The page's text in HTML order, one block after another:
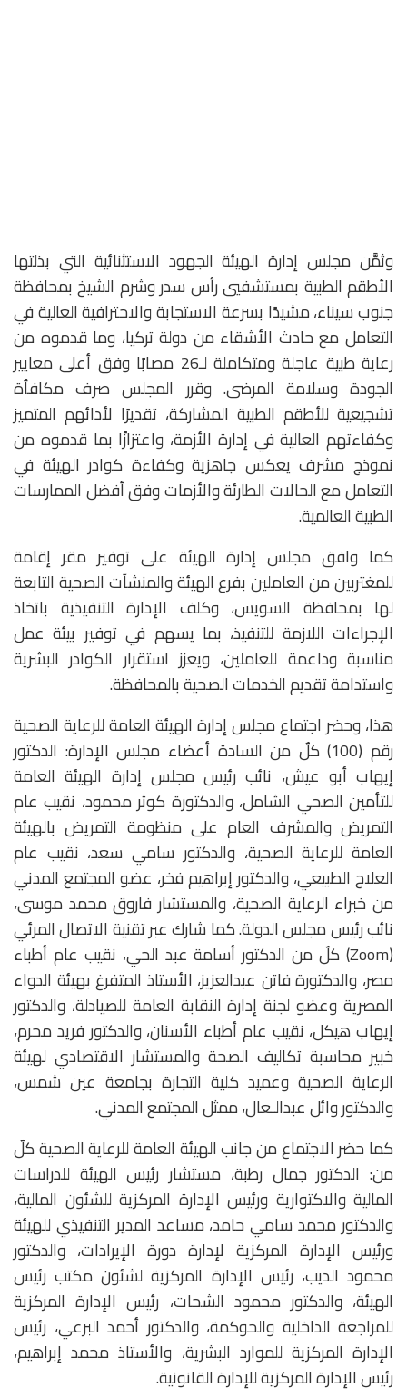
وثمَّن مجلس إدارة الهيئة الجهود الاستثنائية التي بذلتها
الأطقم الطبية بمستشفيي رأس سدر وشرم الشيخ بمحافظة
جنوب سيناء، مشيدًا بسرعة الاستجابة والاحترافية العالية في
التعامل مع حادث الأشقاء من دولة تركيا، وما قدموه من
رعاية طبية عاجلة ومتكاملة لـ26 مصابًا وفق أعلى معايير
الجودة وسلامة المرضى. وقرر المجلس صرف مكافأة
تشجيعية للأطقم الطبية المشاركة، تقديرًا لأدائهم المتميز
وكفاءتهم العالية في إدارة الأزمة، واعتزازًا بما قدموه من
نموذج مشرف يعكس جاهزية وكفاءة كوادر الهيئة في
التعامل مع الحالات الطارئة والأزمات وفق أفضل الممارسات
الطبية العالمية.
كما وافق مجلس إدارة الهيئة على توفير مقر إقامة
للمغتربين من العاملين بفرع الهيئة والمنشآت الصحية التابعة
لها بمحافظة السويس، وكلف الإدارة التنفيذية باتخاذ
الإجراءات اللازمة للتنفيذ، بما يسهم في توفير بيئة عمل
مناسبة وداعمة للعاملين، ويعزز استقرار الكوادر البشرية
واستدامة تقديم الخدمات الصحية بالمحافظة.
هذا، وحضر اجتماع مجلس إدارة الهيئة العامة للرعاية الصحية
رقم (100) كلٌ من السادة أعضاء مجلس الإدارة: الدكتور
إيهاب أبو عيش، نائب رئيس مجلس إدارة الهيئة العامة
للتأمين الصحي الشامل، والدكتورة كوثر محمود، نقيب عام
التمريض والمشرف العام على منظومة التمريض بالهيئة
العامة للرعاية الصحية، والدكتور سامي سعد، نقيب عام
العلاج الطبيعي، والدكتور إبراهيم فخر، عضو المجتمع المدني
من خبراء الرعاية الصحية، والمستشار فاروق محمد موسى،
نائب رئيس مجلس الدولة. كما شارك عبر تقنية الاتصال المرئي
(Zoom) كلٌ من الدكتور أسامة عبد الحي، نقيب عام أطباء
مصر، والدكتورة فاتن عبدالعزيز، الأستاذ المتفرغ بهيئة الدواء
المصرية وعضو لجنة إدارة النقابة العامة للصيادلة، والدكتور
إيهاب هيكل، نقيب عام أطباء الأسنان، والدكتور فريد محرم،
خبير محاسبة تكاليف الصحة والمستشار الاقتصادي لهيئة
الرعاية الصحية وعميد كلية التجارة بجامعة عين شمس،
والدكتور وائل عبدالـعال، ممثل المجتمع المدني.
كما حضر الاجتماع من جانب الهيئة العامة للرعاية الصحية كلٌ
من: الدكتور جمال رطبة، مستشار رئيس الهيئة للدراسات
المالية والاكتوارية ورئيس الإدارة المركزية للشئون المالية،
والدكتور محمد سامي حامد، مساعد المدير التنفيذي للهيئة
ورئيس الإدارة المركزية لإدارة دورة الإيرادات، والدكتور
محمود الديب، رئيس الإدارة المركزية لشئون مكتب رئيس
الهيئة، والدكتور محمود الشحات، رئيس الإدارة المركزية
للمراجعة الداخلية والحوكمة، والدكتور أحمد البرعي، رئيس
الإدارة المركزية للموارد البشرية، والأستاذ محمد إبراهيم،
رئيس الإدارة المركزية للإدارة القانونية.